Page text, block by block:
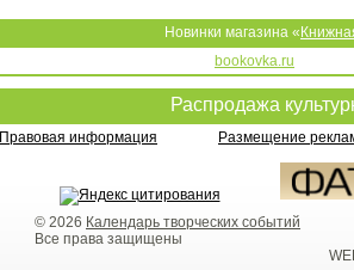
Новинки магазина «
bookovka.ru
Распродажа
Правовая информация Размещение
© 2026 Календарь творческих событий
Все права защищены